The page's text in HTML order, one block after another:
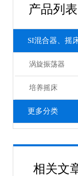
产品列表
SI混合器、摇
涡旋振荡器
培养摇床
更多分类
相关文